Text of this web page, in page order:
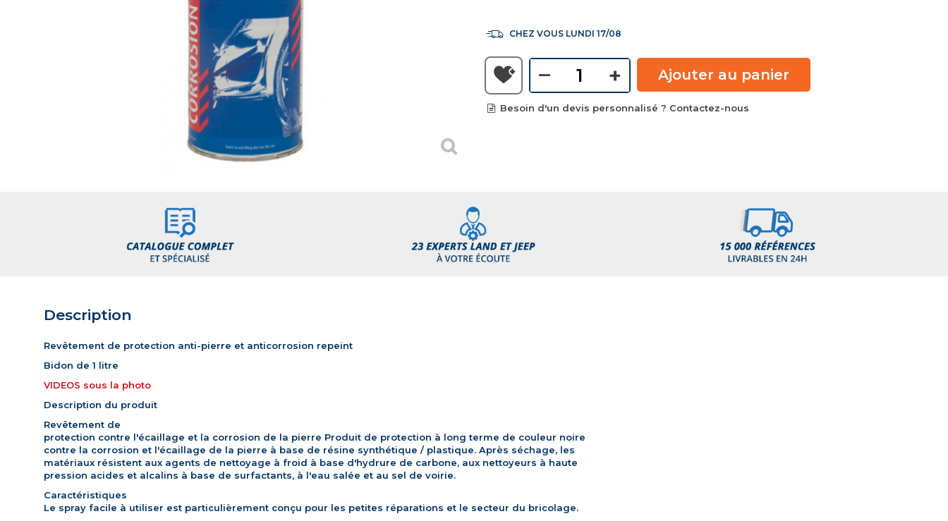
CHEZ VOUS LUNDI 17/08
– + Ajouter au panier
Besoin d'un devis personnalisé ? Contactez-nous
Description
Revêtement de protection anti-pierre et anticorrosion repeint
Bidon de 1 litre
VIDEOS sous la photo
Description du produit
Revêtement de
protection contre l'écaillage et la corrosion de la pierre Produit de protection à long terme de couleur noire
contre la corrosion et l'écaillage de la pierre à base de résine synthétique / plastique. Après séchage, les
matériaux résistent aux agents de nettoyage à froid à base d'hydrure de carbone, aux nettoyeurs à haute
pression acides et alcalins à base de surfactants, à l'eau salée et au sel de voirie.
Caractéristiques
Le spray facile à utiliser est particulièrement conçu pour les petites réparations et le secteur du bricolage.